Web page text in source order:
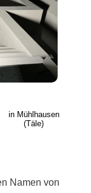
in Mühlhausen
(Täle)
Namen von